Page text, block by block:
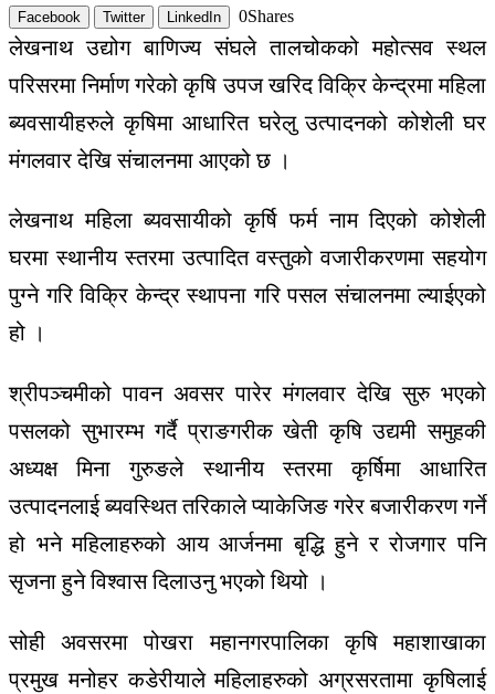
Facebook Twitter LinkedIn 0Shares
लेखनाथ उद्योग बाणिज्य संघले तालचोकको महोत्सव स्थल
परिसरमा निर्माण गरेको कृषि उपज खरिद विक्रि केन्द्रमा महिला
ब्यवसायीहरुले कृषिमा आधारित घरेलु उत्पादनको कोशेली घर
मंगलवार देखि संचालनमा आएको छ ।
लेखनाथ महिला ब्यवसायीको कृर्षि फर्म नाम दिएको कोशेली
घरमा स्थानीय स्तरमा उत्पादित वस्तुको वजारीकरणमा सहयोग
पुग्ने गरि विक्रि केन्द्र स्थापना गरि पसल संचालनमा ल्याईएको
हो ।
श्रीपञ्चमीको पावन अवसर पारेर मंगलवार देखि सुरु भएको
पसलको सुभारम्भ गर्दै प्राङगरीक खेती कृषि उद्यमी समुहकी
अध्यक्ष मिना गुरुङले स्थानीय स्तरमा कृर्षिमा आधारित
उत्पादनलाई ब्यवस्थित तरिकाले प्याकेजिङ गरेर बजारीकरण गर्ने
हो भने महिलाहरुको आय आर्जनमा बृद्धि हुने र रोजगार पनि
सृजना हुने विश्वास दिलाउनु भएको थियो ।
सोही अवसरमा पोखरा महानगरपालिका कृषि महाशाखाका
प्रमुख मनोहर कडेरीयाले महिलाहरुको अग्रसरतामा कृषिलाई